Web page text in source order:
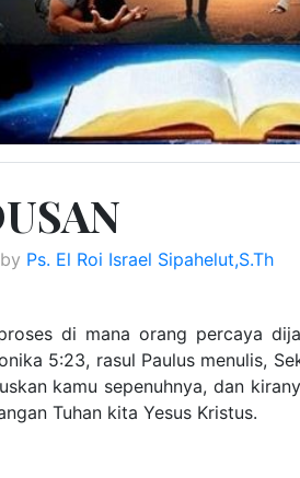
Ps. El Roi Israel Sipahelut,S.Th
di mana orang percaya
5:23, rasul Paulus menulis,
kamu sepenuhnya, dan
Tuhan kita Yesus Kristus.